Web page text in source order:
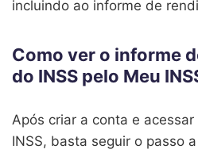
incluindo ao informe de
Como ver o informe
do INSS pelo Meu
Após criar a conta e
INSS, basta seguir o passo